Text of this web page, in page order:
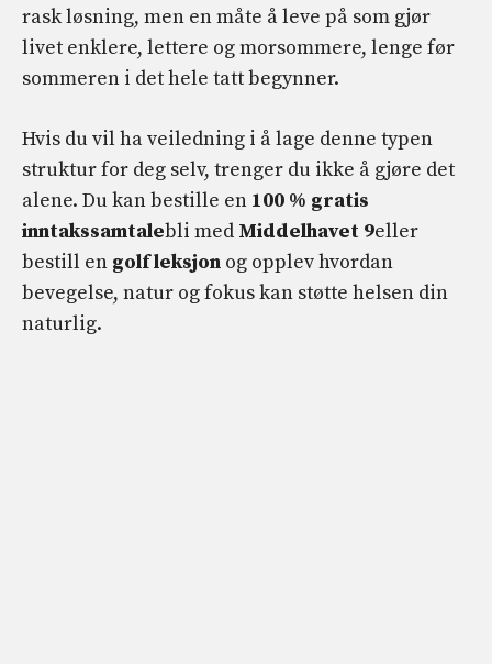
rask løsning, men en måte å leve på som gjør
livet enklere, lettere og morsommere, lenge før
sommeren i det hele tatt begynner.
Hvis du vil ha veiledning i å lage denne typen
struktur for deg selv, trenger du ikke å gjøre det
alene. Du kan bestille en 100 % gratis
inntakssamtalebli med Middelhavet 9eller
bestill en golf leksjon og opplev hvordan
bevegelse, natur og fokus kan støtte helsen din
naturlig.